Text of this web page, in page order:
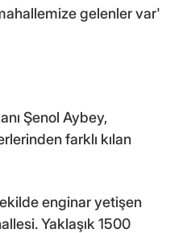
gelenler var'
Şenol Aybey,
farklı kılan
enginar yetişen
Yaklaşık 1500